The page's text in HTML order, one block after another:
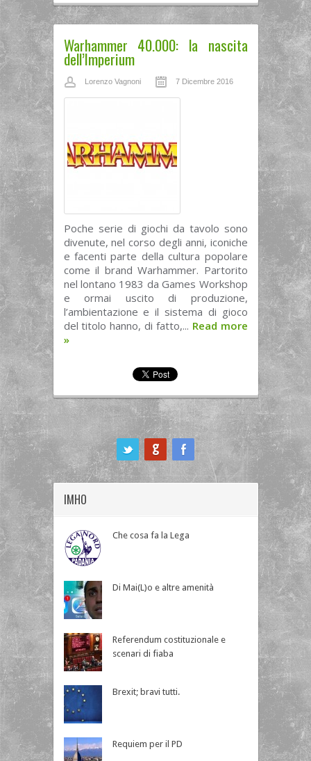
Warhammer 40.000: la nascita
dell’Imperium
Lorenzo Vagnoni 7 Dicembre 2016
Poche serie di giochi da tavolo sono
divenute, nel corso degli anni, iconiche
e facenti parte della cultura popolare
come il brand Warhammer. Partorito
nel lontano 1983 da Games Workshop
e ormai uscito di produzione,
l’ambientazione e il sistema di gioco
del titolo hanno, di fatto,... Read more
»
IMHO
Che cosa fa la Lega
Di Mai(L)o e altre amenità
Referendum costituzionale e
scenari di fiaba
Brexit; bravi tutti.
Requiem per il PD